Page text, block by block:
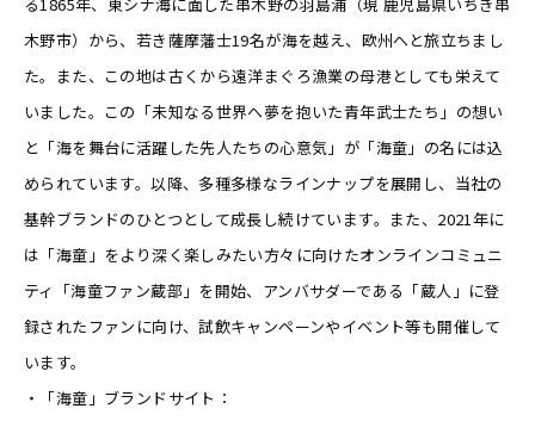
る1865年、東シナ海に面した串木野の羽島浦（現 鹿児島県いちき串
木野市）から、若き薩摩藩士19名が海を越え、欧州へと旅立ちまし
た。また、この地は古くから遠洋まぐろ漁業の母港としても栄えて
いました。この「未知なる世界へ夢を抱いた青年武士たち」の想い
と「海を舞台に活躍した先人たちの心意気」が「海童」の名には込
められています。以降、多種多様なラインナップを展開し、当社の
基幹ブランドのひとつとして成長し続けています。また、2021年に
は「海童」をより深く楽しみたい方々に向けたオンラインコミュニ
ティ「海童ファン蔵部」を開始、アンバサダーである「蔵人」に登
録されたファンに向け、試飲キャンペーンやイベント等も開催して
います。
・「海童」ブランドサイト：